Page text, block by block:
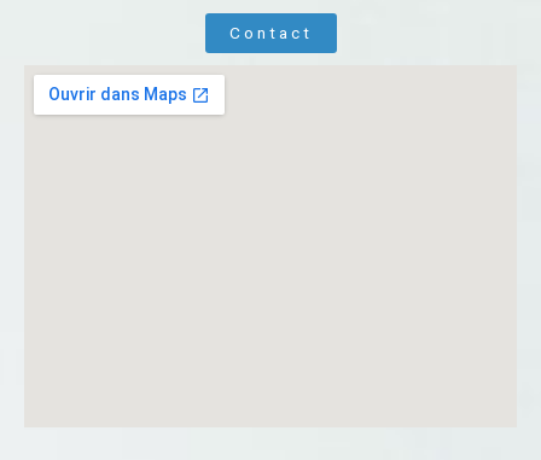
Contact